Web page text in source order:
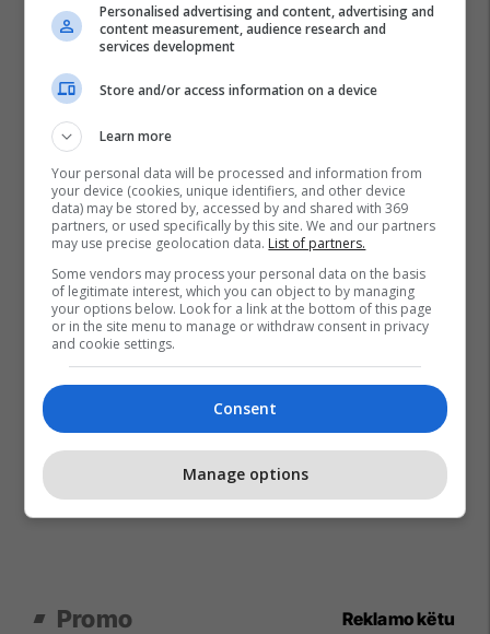
Promo Reklamo këtu
Personalised advertising and content, advertising and
content measurement, audience research and
services development
Store and/or access information on a device
Learn more
Your personal data will be processed and information from
your device (cookies, unique identifiers, and other device
data) may be stored by, accessed by and shared with 369
partners, or used specifically by this site. We and our partners
may use precise geolocation data. List of partners.
Some vendors may process your personal data on the basis
of legitimate interest, which you can object to by managing
your options below. Look for a link at the bottom of this page
or in the site menu to manage or withdraw consent in privacy
and cookie settings.
Consent
Manage options